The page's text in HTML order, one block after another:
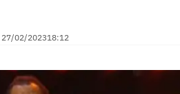
27/02/202318:12